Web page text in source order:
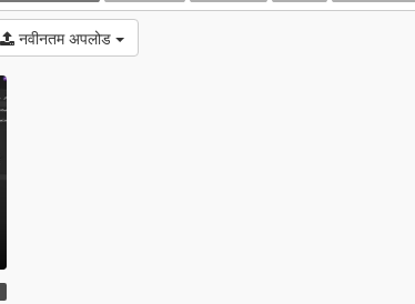
नवीनतम अपलोड